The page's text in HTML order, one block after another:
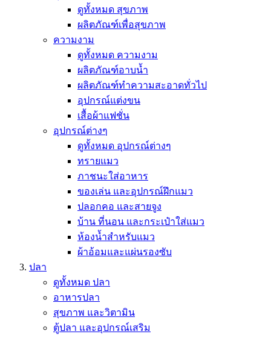
ดูทั้งหมด สุขภาพ
ผลิตภัณฑ์เพื่อสุขภาพ
ความงาม
ดูทั้งหมด ความงาม
ผลิตภัณฑ์อาบน้ำ
ผลิตภัณฑ์ทำความสะอาดทั่วไป
อุปกรณ์แต่งขน
เสื้อผ้าแฟชั่น
อุปกรณ์ต่างๆ
ดูทั้งหมด อุปกรณ์ต่างๆ
ทรายแมว
ภาชนะใส่อาหาร
ของเล่น และอุปกรณ์ฝึกแมว
ปลอกคอ และสายจูง
บ้าน ที่นอน และกระเป๋าใส่แมว
ห้องน้ำสำหรับแมว
ผ้าอ้อมและแผ่นรองซับ
ปลา
ดูทั้งหมด ปลา
อาหารปลา
สุขภาพ และวิตามิน
ตู้ปลา และอุปกรณ์เสริม